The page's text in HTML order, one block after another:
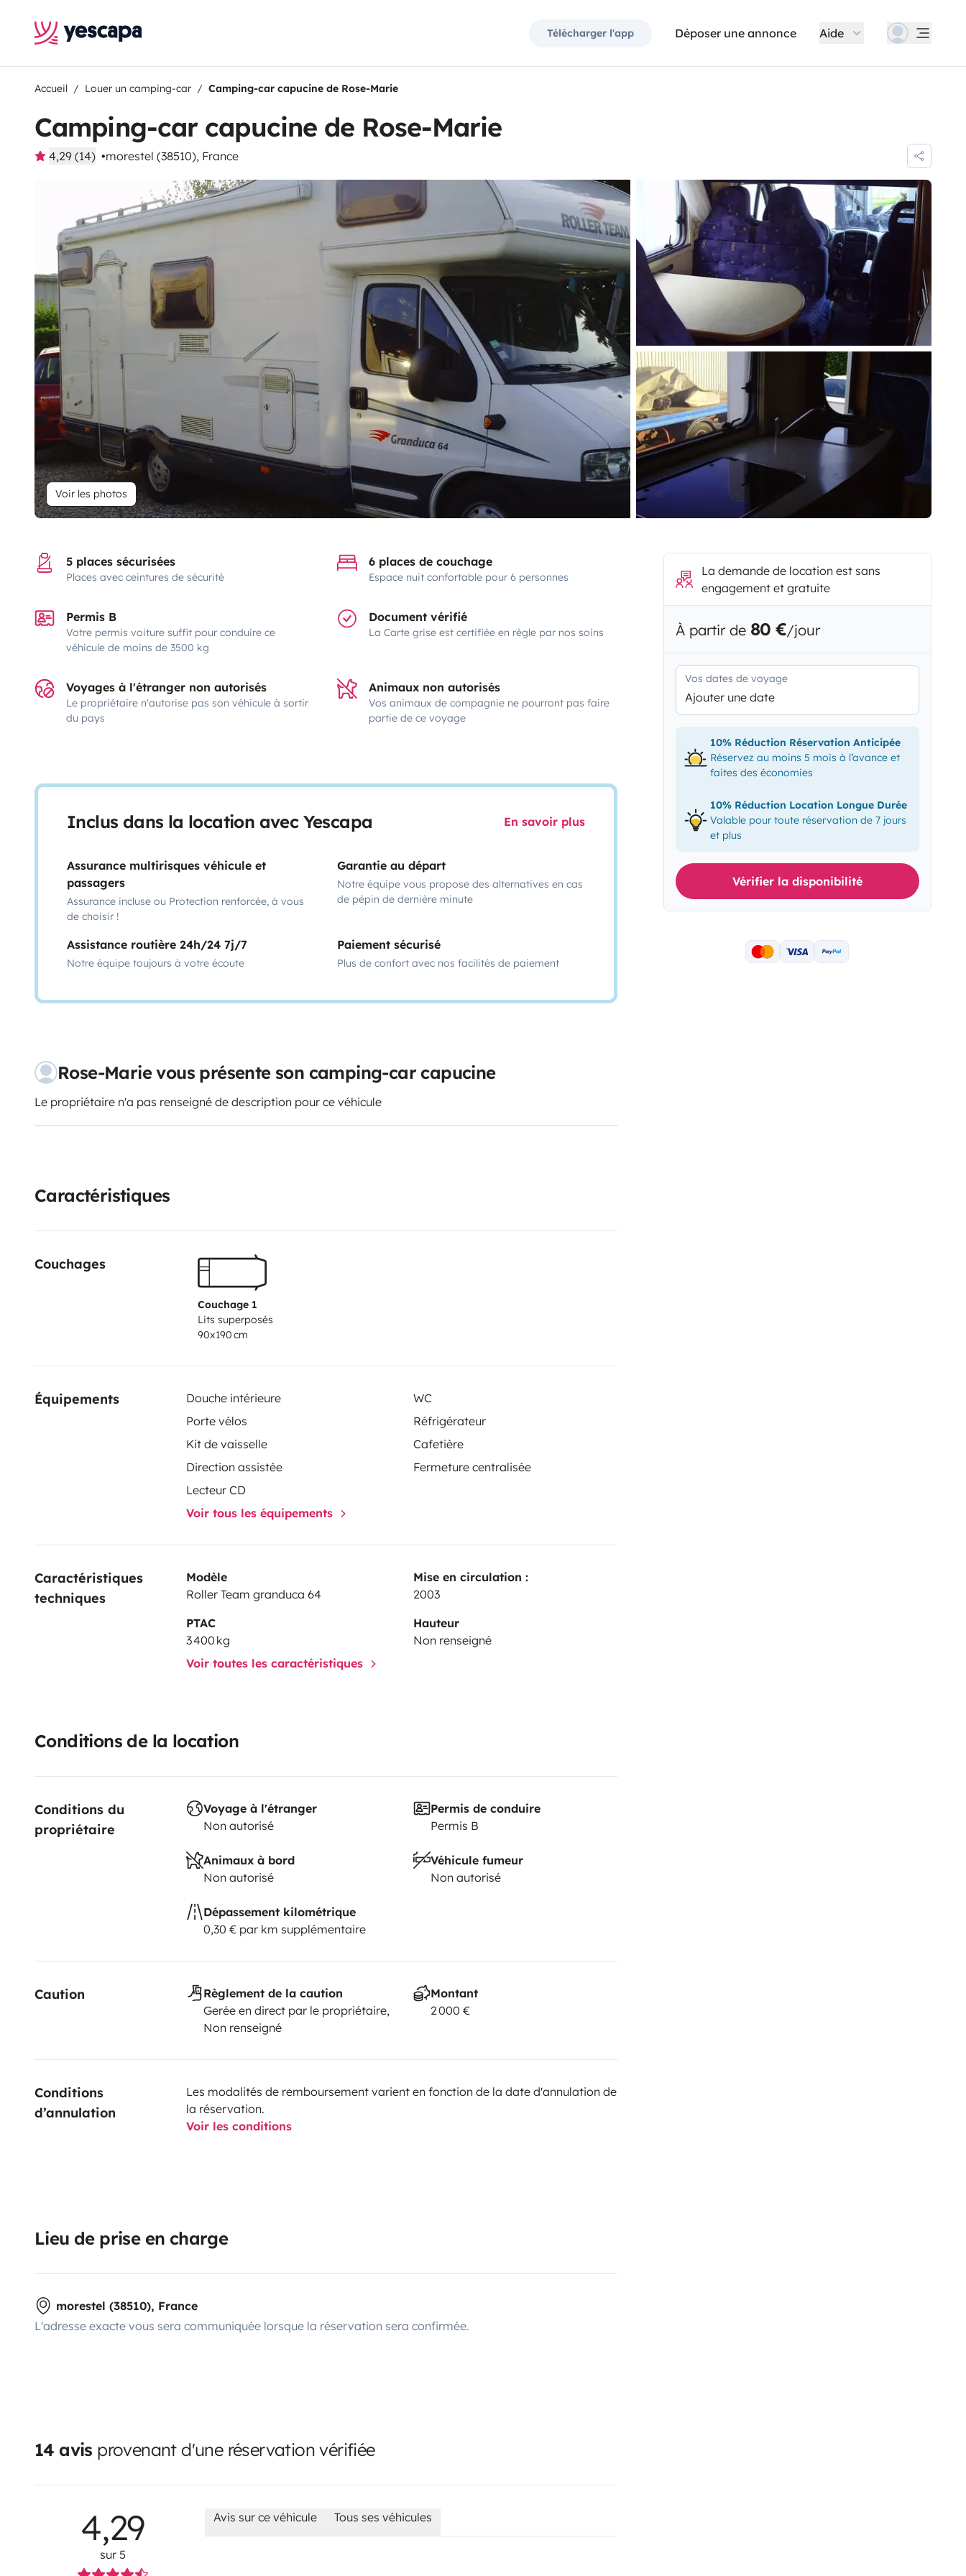
Télécharger l'app Déposer une annonce Aide
Accueil Louer un camping-car Camping-car capucine de Rose-Marie
Camping-car capucine de Rose-Marie
4,29 (14) morestel (38510), France
Voir les photos
5 places sécurisées
Places avec ceintures de sécurité
6 places de couchage
Espace nuit confortable pour 6 personnes
Permis B
Votre permis voiture suffit pour conduire ce
véhicule de moins de 3500 kg
Document vérifié
La Carte grise est certifiée en règle par nos soins
Voyages à l'étranger non autorisés
Le propriétaire n'autorise pas son véhicule à sortir
du pays
Animaux non autorisés
Vos animaux de compagnie ne pourront pas faire
partie de ce voyage
Inclus dans la location avec Yescapa En savoir plus
Assurance multirisques véhicule et
passagers
Assurance incluse ou Protection renforcée, à vous
de choisir !
Garantie au départ
Notre équipe vous propose des alternatives en cas
de pépin de dernière minute
Assistance routière 24h/24 7j/7
Notre équipe toujours à votre écoute
Paiement sécurisé
Plus de confort avec nos facilités de paiement
Rose-Marie vous présente son camping-car capucine
Le propriétaire n'a pas renseigné de description pour ce véhicule
Caractéristiques
Couchages
Couchage 1
Lits superposés
90x190 cm
Équipements Douche intérieure
WC
Porte vélos
Réfrigérateur
Kit de vaisselle
Cafetière
Direction assistée
Fermeture centralisée
Lecteur CD
Voir tous les équipements
Caractéristiques
techniques
Modèle
Roller Team granduca 64
Mise en circulation :
2003
PTAC
3 400 kg
Hauteur
Non renseigné
Voir toutes les caractéristiques
Conditions de la location
Conditions du
propriétaire
Voyage à l'étranger
Non autorisé
Permis de conduire
Permis B
Animaux à bord
Non autorisé
Véhicule fumeur
Non autorisé
Dépassement kilométrique
0,30 € par km supplémentaire
Caution
Règlement de la caution
Gerée en direct par le propriétaire,
Non renseigné
Montant
2 000 €
Conditions
d’annulation
Les modalités de remboursement varient en fonction de la date d'annulation de
la réservation.
Voir les conditions
Lieu de prise en charge
morestel (38510), France
L'adresse exacte vous sera communiquée lorsque la réservation sera confirmée.
14 avis provenant d'une réservation vérifiée
4,29
sur 5
Avis sur ce véhicule Tous ses véhicules
La demande de location est sans
engagement et gratuite
À partir de 80 €/jour
Vos dates de voyage
Ajouter une date
10% Réduction Réservation Anticipée
Réservez au moins 5 mois à l’avance et
faites des économies
10% Réduction Location Longue Durée
Valable pour toute réservation de 7 jours
et plus
Vérifier la disponibilité